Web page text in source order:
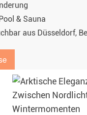
& Sauna
aus Düsseldorf, Berlin, Frankfurt,